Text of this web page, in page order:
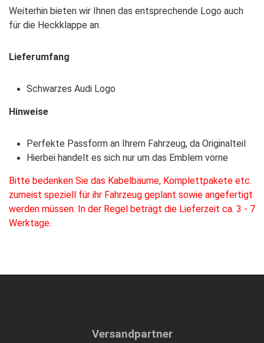
Weiterhin bieten wir Ihnen das entsprechende Logo auch
für die Heckklappe an.
Lieferumfang
Schwarzes Audi Logo
Hinweise
Perfekte Passform an Ihrem Fahrzeug, da Originalteil
Hierbei handelt es sich nur um das Emblem vorne
Bitte bedenken Sie das Kabelbäume, Komplettpakete etc.
zumeist speziell für ihr Fahrzeug geplant sowie angefertigt
werden müssen. In der Regel beträgt die Lieferzeit ca. 3 - 7
Werktage.
Versandpartner